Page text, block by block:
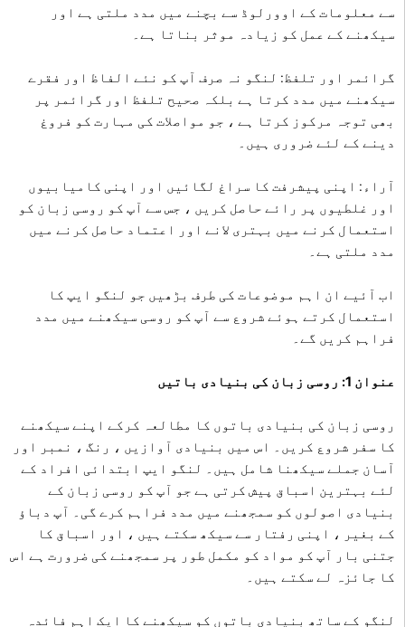
سے معلومات کے اوورلوڈ سے بچنے میں مدد ملتی ہے اور
سیکھنے کے عمل کو زیادہ موثر بناتا ہے۔
گرائمر اور تلفظ: لنگو نہ صرف آپ کو نئے الفاظ اور فقرے
سیکھنے میں مدد کرتا ہے بلکہ صحیح تلفظ اور گرائمر پر
بھی توجہ مرکوز کرتا ہے ، جو مواصلات کی مہارت کو فروغ
دینے کے لئے ضروری ہیں۔
آراء: اپنی پیشرفت کا سراغ لگائیں اور اپنی کامیابیوں
اور غلطیوں پر رائے حاصل کریں ، جس سے آپ کو روسی زبان کو
استعمال کرنے میں بہتری لانے اور اعتماد حاصل کرنے میں
مدد ملتی ہے۔
اب آئیے ان اہم موضوعات کی طرف بڑھیں جو لنگو ایپ کا
استعمال کرتے ہوئے شروع سے آپ کو روسی سیکھنے میں مدد
فراہم کریں گے۔
عنوان 1: روسی زبان کی بنیادی باتیں
روسی زبان کی بنیادی باتوں کا مطالعہ کرکے اپنے سیکھنے
کا سفر شروع کریں۔ اس میں بنیادی آوازیں ، رنگ ، نمبر اور
آسان جملے سیکھنا شامل ہیں۔ لنگو ایپ ابتدائی افراد کے
لئے بہترین اسباق پیش کرتی ہے جو آپ کو روسی زبان کے
بنیادی اصولوں کو سمجھنے میں مدد فراہم کرے گی۔ آپ دباؤ
کے بغیر ، اپنی رفتار سے سیکھ سکتے ہیں ، اور اسباق کا
جتنی بار آپ کو مواد کو مکمل طور پر سمجھنے کی ضرورت ہے اس
کا جائزہ لے سکتے ہیں۔
لنگو کے ساتھ بنیادی باتوں کو سیکھنے کا ایک اہم فائدہ